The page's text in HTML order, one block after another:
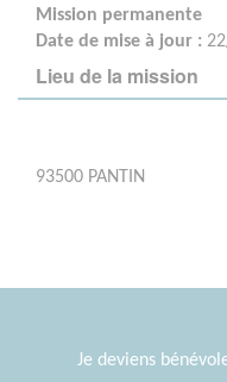
Mission permanente
Date de mise à jour :
Lieu de la mission
93500 PANTIN
Je deviens